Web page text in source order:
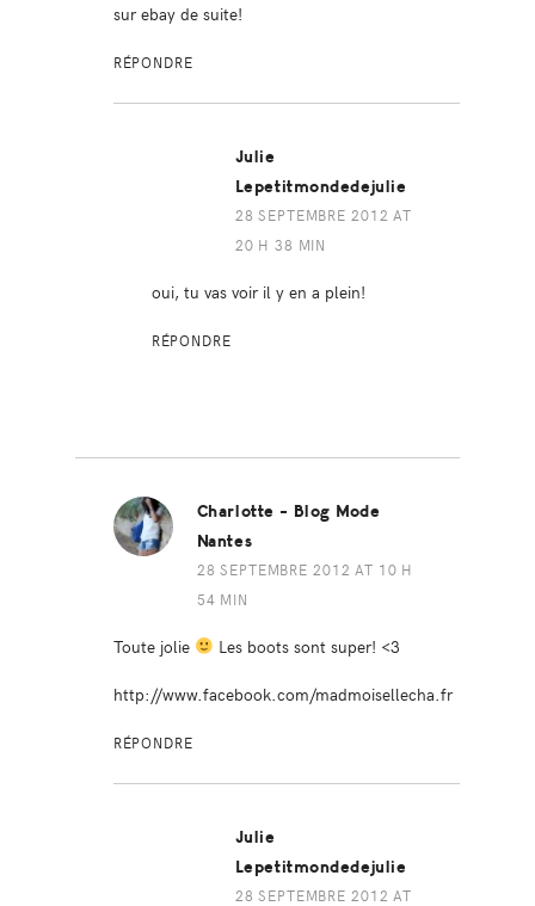
sur ebay de suite!
RÉPONDRE
Julie
Lepetitmondedejulie
28 SEPTEMBRE 2012 AT
20 H 38 MIN
oui, tu vas voir il y en a plein!
RÉPONDRE
Charlotte - Blog Mode
Nantes
28 SEPTEMBRE 2012 AT 10 H
54 MIN
Toute jolie
Les boots sont super! <3
http://www.facebook.com/madmoisellecha.fr
RÉPONDRE
Julie
Lepetitmondedejulie
28 SEPTEMBRE 2012 AT